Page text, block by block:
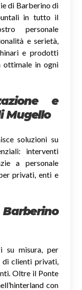
di Barberino di
in tutto il
personale
e serietà,
e prodotti
ottimale in ogni
e
Mugello
soluzioni su
interventi
a personale
privati, enti e
su misura, per
di clienti privati,
Oltre il Ponte
con